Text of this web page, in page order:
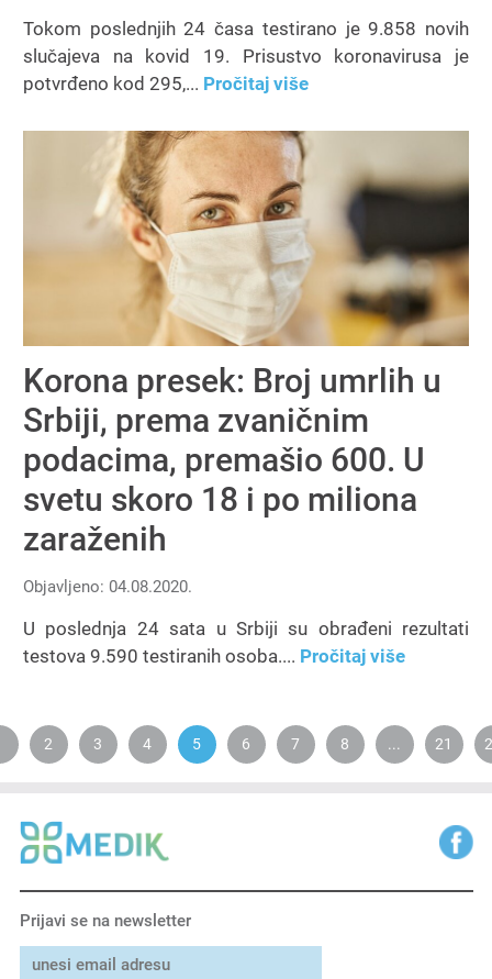
Tokom poslednjih 24 časa testirano je 9.858 novih
slučajeva na kovid 19. Prisustvo koronavirusa je
potvrđeno kod 295,... Pročitaj više
Korona presek: Broj umrlih u
Srbiji, prema zvaničnim
podacima, premašio 600. U
svetu skoro 18 i po miliona
zaraženih
Objavljeno: 04.08.2020.
U poslednja 24 sata u Srbiji su obrađeni rezultati
testova 9.590 testiranih osoba.... Pročitaj više
2 3 4 5 6 7 8 ... 21
Prijavi se na newsletter